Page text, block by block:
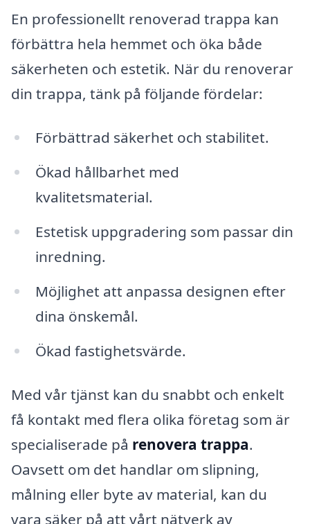
En professionellt renoverad trappa kan
förbättra hela hemmet och öka både
säkerheten och estetik. När du renoverar
din trappa, tänk på följande fördelar:
Förbättrad säkerhet och stabilitet.
Ökad hållbarhet med
kvalitetsmaterial.
Estetisk uppgradering som passar din
inredning.
Möjlighet att anpassa designen efter
dina önskemål.
Ökad fastighetsvärde.
Med vår tjänst kan du snabbt och enkelt
få kontakt med flera olika företag som är
specialiserade på renovera trappa.
Oavsett om det handlar om slipning,
målning eller byte av material, kan du
vara säker på att vårt nätverk av